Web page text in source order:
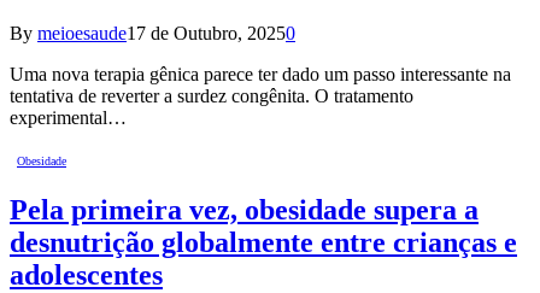
By meioesaude17 de Outubro, 20250
Uma nova terapia gênica parece ter dado um passo interessante na
tentativa de reverter a surdez congênita. O tratamento
experimental…
Obesidade
Pela primeira vez, obesidade supera a
desnutrição globalmente entre crianças e
adolescentes